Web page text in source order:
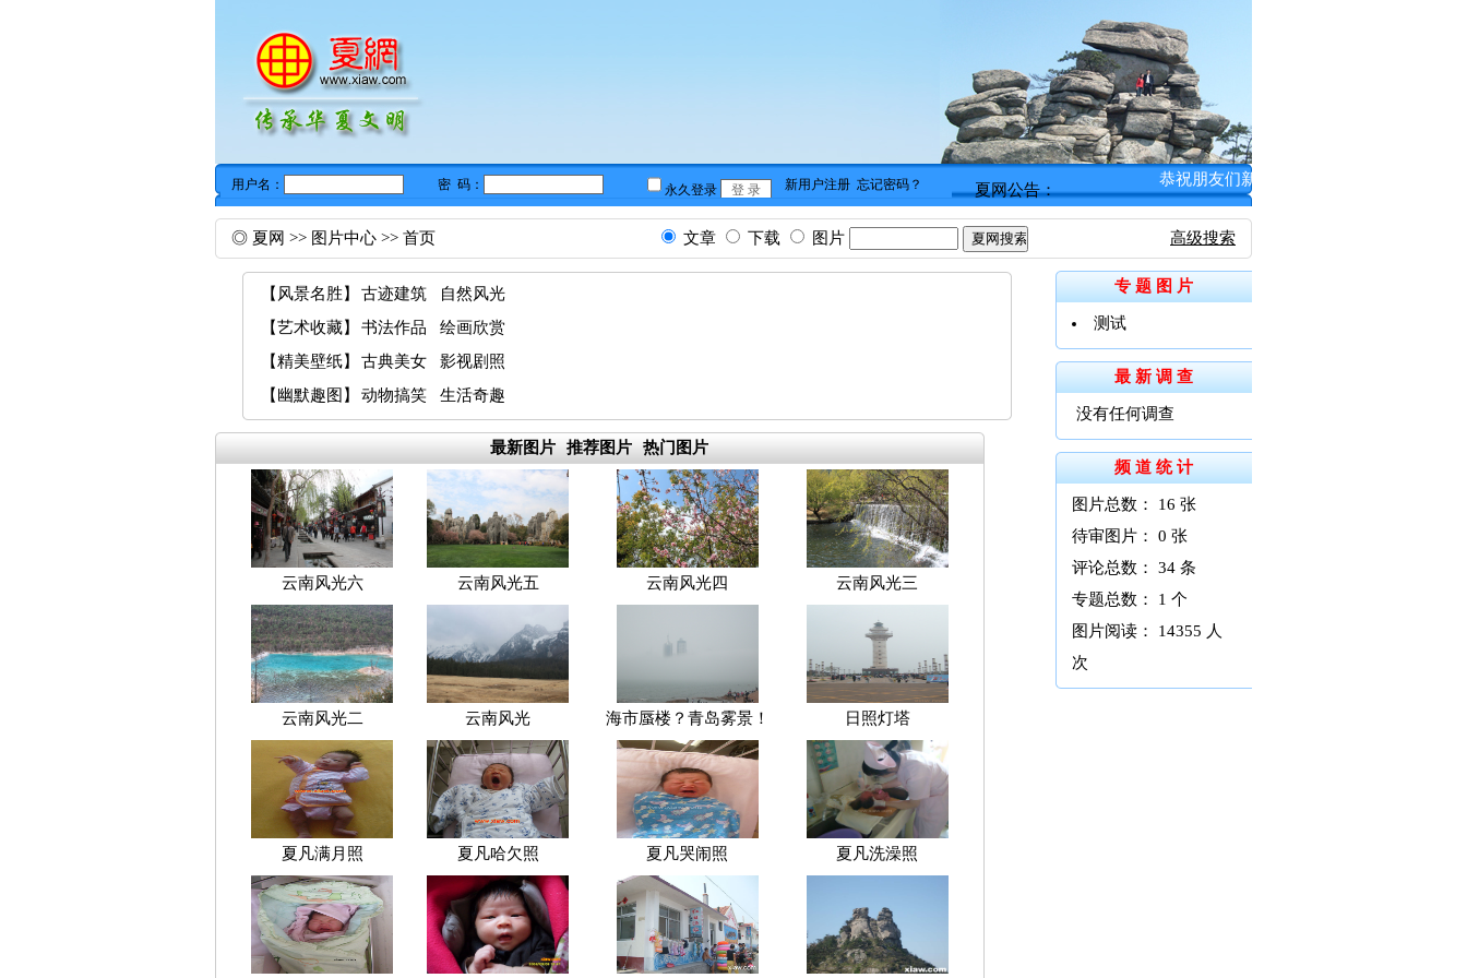
夏网公告：
恭祝朋友们新春愉快！ [缥缈子 2012年1
◎ 夏网 >> 图片中心 >> 首页 文章 下载 图片 高级搜索
【 风景名胜】 古迹建筑
自然风光
【艺术收藏】 书法作品
绘画欣赏
【精美壁纸】 古典美女
影视剧照
【 幽默趣图 】 动物搞笑 生活奇趣
最新图片 推荐图片 热门图片
云南风光六 云南风光五 云南风光四 云南风光三
云南风光二 云南风光 海市蜃楼？青岛雾景！ 日照灯塔
夏凡满月照 夏凡哈欠照 夏凡哭闹照 夏凡洗澡照
专 题 图 片
测试
最 新 调 查
没有任何调查
频 道 统 计
图片总数： 16 张
待审图片： 0 张
评论总数： 34 条
专题总数： 1 个
图片阅读： 14355 人
次